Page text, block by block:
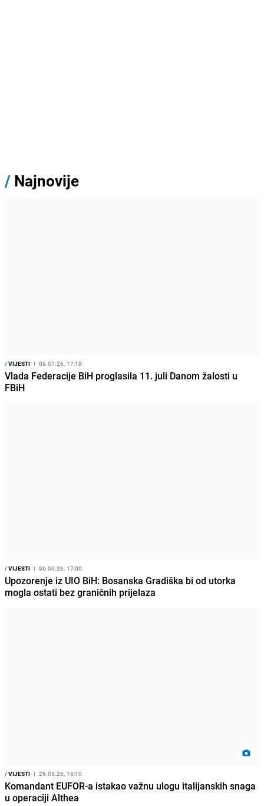
/ Najnovije
/VIJESTI I 06.07.26. 17:19
Vlada Federacije BiH proglasila 11. juli Danom žalosti u
FBiH
/VIJESTI I 06.06.26. 17:00
Upozorenje iz UIO BiH: Bosanska Gradiška bi od utorka
mogla ostati bez graničnih prijelaza
/VIJESTI I 29.05.26. 16:10
Komandant EUFOR-a istakao važnu ulogu italijanskih snaga
u operaciji Althea